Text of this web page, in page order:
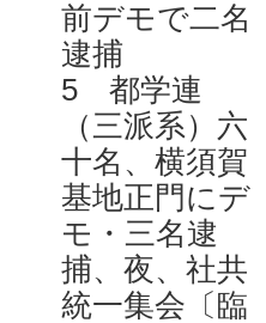
前デモで二名
逮捕
5 都学連
（三派系）六
十名、横須賀
基地正門にデ
モ・三名逮
捕、夜、社共
統一集会〔臨